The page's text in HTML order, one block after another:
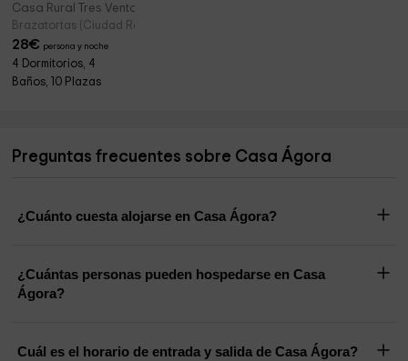
Casa Rural Tres Ventas
Brazatortas (Ciudad Real)
28€ persona y noche
4 Dormitorios, 4
Baños, 10 Plazas
Preguntas frecuentes sobre Casa Ágora
¿Cuánto cuesta alojarse en Casa Ágora?
¿Cuántas personas pueden hospedarse en Casa
Ágora?
Cuál es el horario de entrada y salida de Casa Ágora?